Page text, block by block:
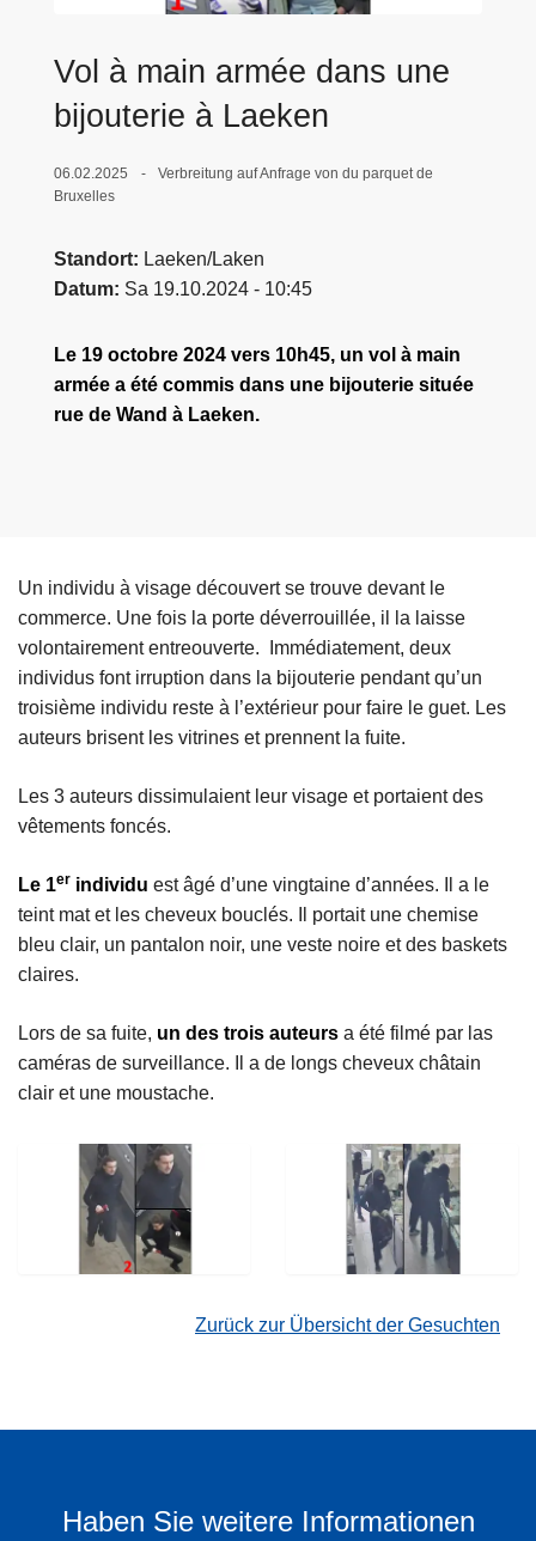
Vol à main armée dans une
bijouterie à Laeken
06.02.2025
Verbreitung auf Anfrage von du parquet de
Bruxelles
Standort
Laeken/Laken
Datum Sa 19.10.2024 - 10:45
Le 19 octobre 2024 vers 10h45, un vol à main
armée a été commis dans une bijouterie située
rue de Wand à Laeken.
Un individu à visage découvert se trouve devant le
commerce. Une fois la porte déverrouillée, il la laisse
volontairement entreouverte. Immédiatement, deux
individus font irruption dans la bijouterie pendant qu’un
troisième individu reste à l’extérieur pour faire le guet. Les
auteurs brisent les vitrines et prennent la fuite.
Les 3 auteurs dissimulaient leur visage et portaient des
vêtements foncés.
Le 1er individu est âgé d’une vingtaine d’années. Il a le
teint mat et les cheveux bouclés. Il portait une chemise
bleu clair, un pantalon noir, une veste noire et des baskets
claires.
Lors de sa fuite, un des trois auteurs a été filmé par las
caméras de surveillance. Il a de longs cheveux châtain
clair et une moustache.
Zurück zur Übersicht der Gesuchten
Haben Sie weitere Informationen